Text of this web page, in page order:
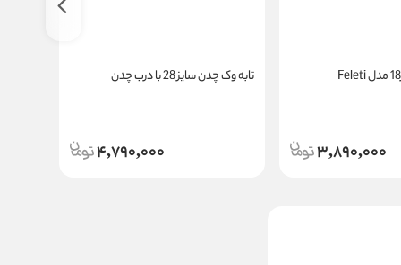
3,890,000
تابه وک چدن سایز 28 با درب چدن
4,790,000